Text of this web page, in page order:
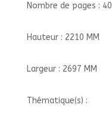
Nombre de pages : 40
Hauteur : 2210 MM
Largeur : 2697 MM
Thématique(s) :